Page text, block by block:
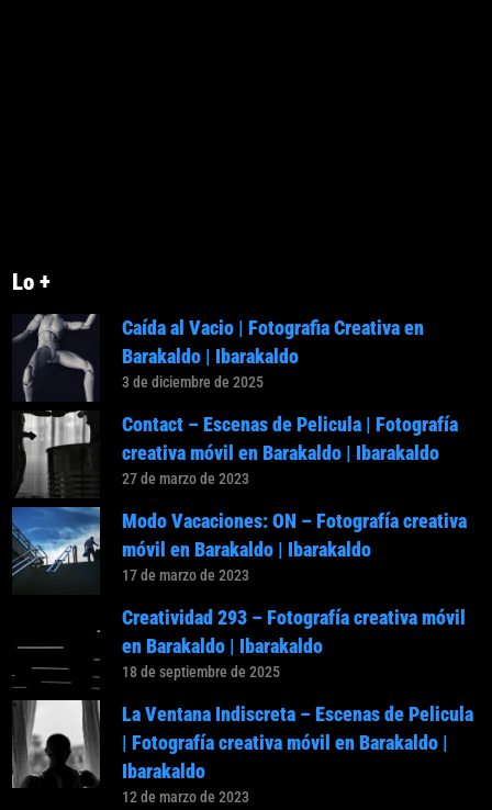
Lo +
Caída al Vacio | Fotografia Creativa en
Barakaldo | Ibarakaldo
3 de diciembre de 2025
Contact – Escenas de Pelicula | Fotografía
creativa móvil en Barakaldo | Ibarakaldo
27 de marzo de 2023
Modo Vacaciones: ON – Fotografía creativa
móvil en Barakaldo | Ibarakaldo
17 de marzo de 2023
Creatividad 293 – Fotografía creativa móvil
en Barakaldo | Ibarakaldo
18 de septiembre de 2025
La Ventana Indiscreta – Escenas de Pelicula
| Fotografía creativa móvil en Barakaldo |
Ibarakaldo
12 de marzo de 2023